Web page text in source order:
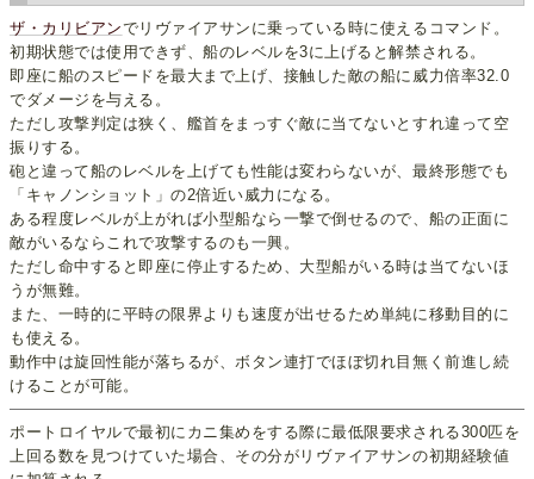
ザ・カリビアンでリヴァイアサンに乗っている時に使えるコマンド。
初期状態では使用できず、船のレベルを3に上げると解禁される。
即座に船のスピードを最大まで上げ、接触した敵の船に威力倍率32.0
でダメージを与える。
ただし攻撃判定は狭く、艦首をまっすぐ敵に当てないとすれ違って空
振りする。
砲と違って船のレベルを上げても性能は変わらないが、最終形態でも
「キャノンショット」の2倍近い威力になる。
ある程度レベルが上がれば小型船なら一撃で倒せるので、船の正面に
敵がいるならこれで攻撃するのも一興。
ただし命中すると即座に停止するため、大型船がいる時は当てないほ
うが無難。
また、一時的に平時の限界よりも速度が出せるため単純に移動目的に
も使える。
動作中は旋回性能が落ちるが、ボタン連打でほぼ切れ目無く前進し続
けることが可能。
ポートロイヤルで最初にカニ集めをする際に最低限要求される300匹を
上回る数を見つけていた場合、その分がリヴァイアサンの初期経験値